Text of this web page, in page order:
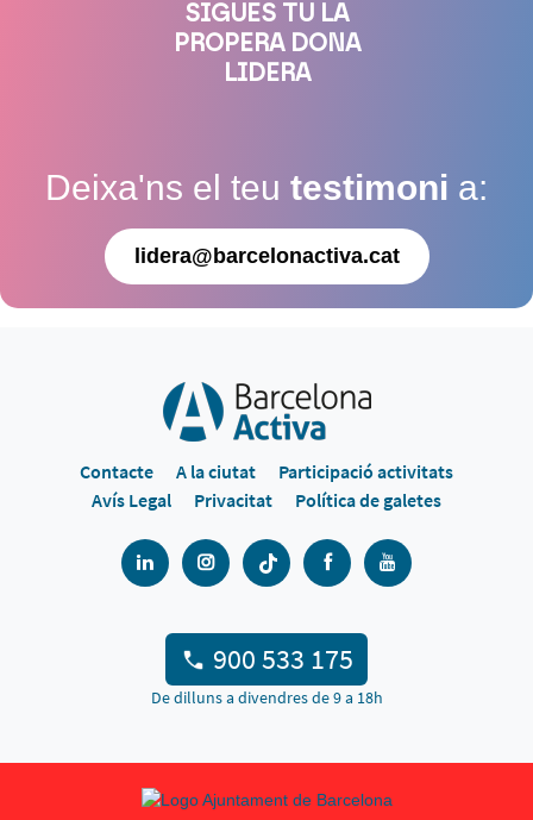
SIGUES TU LA
PROPERA DONA
LIDERA
Deixa'ns el teu testimoni a:
lidera@barcelonactiva.cat
Contacte A la ciutat
Participació activitats
Avís Legal
Privacitat Política de galetes
900 533 175
De dilluns a divendres de 9 a 18h